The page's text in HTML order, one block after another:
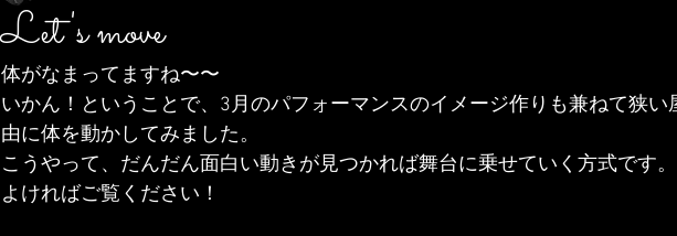
Let's move
体がなまってますね〜〜
いかん！ということで、3月のパフォーマンスのイメージ作りも兼ねて狭い
由に体を動かしてみました。
こうやって、だんだん面白い動きが見つかれば舞台に乗せていく方式です。
よければご覧ください！